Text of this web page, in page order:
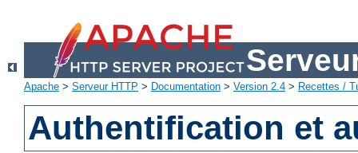
Apache > Serveur HTTP > Documentation > Version 2.4 > Recettes /
Authentification et